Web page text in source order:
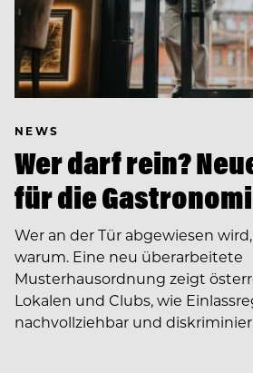
NEWS
Wer darf rein?
für die
Wer an der Tür abgewiesen
warum. Eine neu überarbeitete
Musterhausordnung zeigt
Lokalen und Clubs, wie
nachvollziehbar und